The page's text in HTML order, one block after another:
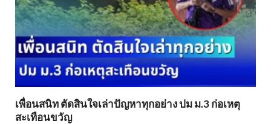
เพื่อนสนิท ตัดสินใจเล่าปัญหาทุกอย่าง ปม ม.3 ก่อเหตุ
สะเทือนขวัญ